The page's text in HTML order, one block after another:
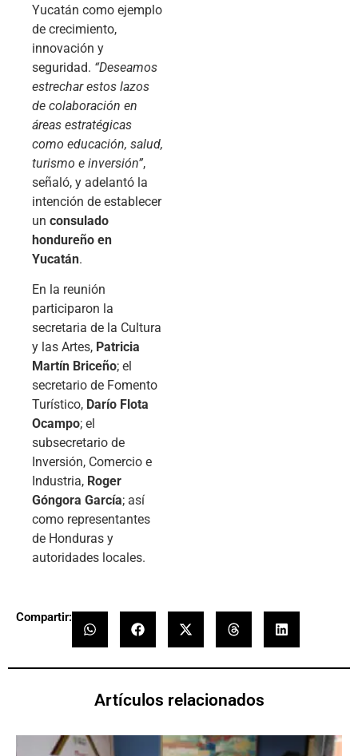
Yucatán como ejemplo
de crecimiento,
innovación y
seguridad. “Deseamos
estrechar estos lazos
de colaboración en
áreas estratégicas
como educación, salud,
turismo e inversión”,
señaló, y adelantó la
intención de establecer
un consulado
hondureño en
Yucatán.
En la reunión
participaron la
secretaria de la Cultura
y las Artes, Patricia
Martín Briceño; el
secretario de Fomento
Turístico, Darío Flota
Ocampo; el
subsecretario de
Inversión, Comercio e
Industria, Roger
Góngora García; así
como representantes
de Honduras y
autoridades locales.
Compartir:
Artículos relacionados